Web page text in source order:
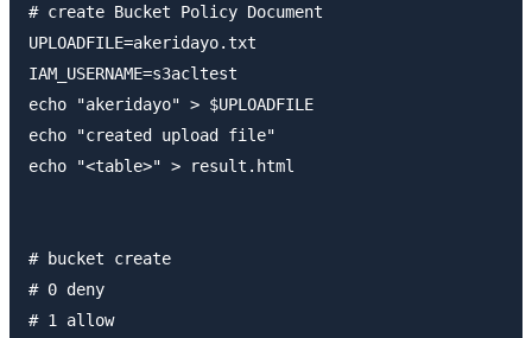
# create Bucket Policy Document
UPLOADFILE=akeridayo.txt
IAM_USERNAME=s3acltest
echo "akeridayo" > $UPLOADFILE
echo "created upload file"
echo "<table>" > result.html
# bucket create
# 0 deny
# 1 allow